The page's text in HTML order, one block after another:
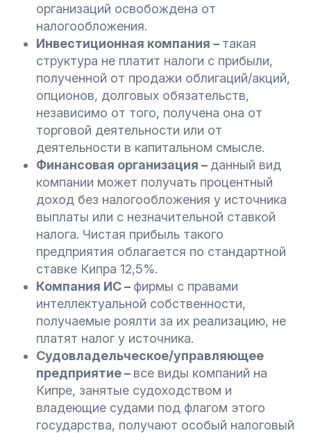
организаций освобождена от
налогообложения.
Инвестиционная компания – такая
структура не платит налоги с прибыли,
полученной от продажи облигаций/акций,
опционов, долговых обязательств,
независимо от того, получена она от
торговой деятельности или от
деятельности в капитальном смысле.
Финансовая организация – данный вид
компании может получать процентный
доход без налогообложения у источника
выплаты или с незначительной ставкой
налога. Чистая прибыль такого
предприятия облагается по стандартной
ставке Кипра 12,5%.
Компания ИС – фирмы с правами
интеллектуальной собственности,
получаемые роялти за их реализацию, не
платят налог у источника.
Судовладельческое/управляющее
предприятие – все виды компаний на
Кипре, занятые судоходством и
владеющие судами под флагом этого
государства, получают особый налоговый